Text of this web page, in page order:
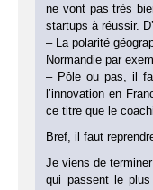
ne vont pas très
startups à réussir.
– La polarité
Normandie par
– Pôle ou pas, il
l’innovation en
ce titre que le
Bref, il faut
Je viens de
qui passent le